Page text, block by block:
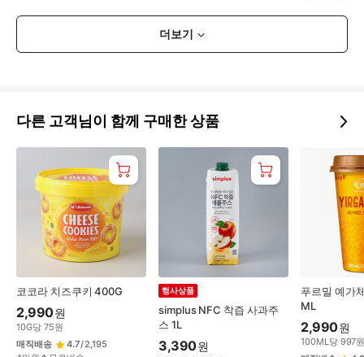
더보기
다른 고객님이 함께 구매한 상품
코코라 치즈쿠키 400G
2,990원
10G당 75원
매직배송
4.7/2,195
simplus NFC 착즙 사과주
스 1L
행사상품
3,390원
푸르밀 예가
ML
2,990원
100ML당 997